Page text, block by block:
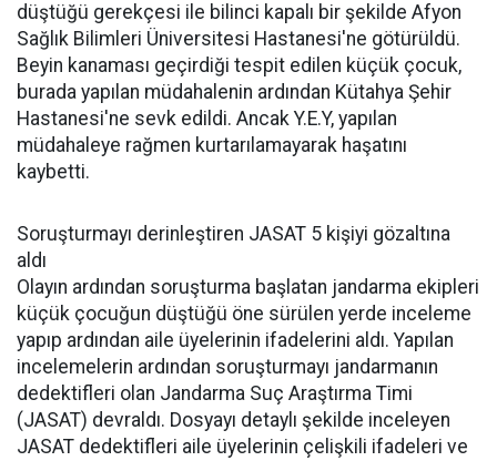
düştüğü gerekçesi ile bilinci kapalı bir şekilde Afyon
Sağlık Bilimleri Üniversitesi Hastanesi'ne götürüldü.
Beyin kanaması geçirdiği tespit edilen küçük çocuk,
burada yapılan müdahalenin ardından Kütahya Şehir
Hastanesi'ne sevk edildi. Ancak Y.E.Y, yapılan
müdahaleye rağmen kurtarılamayarak haşatını
kaybetti.
Soruşturmayı derinleştiren JASAT 5 kişiyi gözaltına
aldı
Olayın ardından soruşturma başlatan jandarma ekipleri
küçük çocuğun düştüğü öne sürülen yerde inceleme
yapıp ardından aile üyelerinin ifadelerini aldı. Yapılan
incelemelerin ardından soruşturmayı jandarmanın
dedektifleri olan Jandarma Suç Araştırma Timi
(JASAT) devraldı. Dosyayı detaylı şekilde inceleyen
JASAT dedektifleri aile üyelerinin çelişkili ifadeleri ve